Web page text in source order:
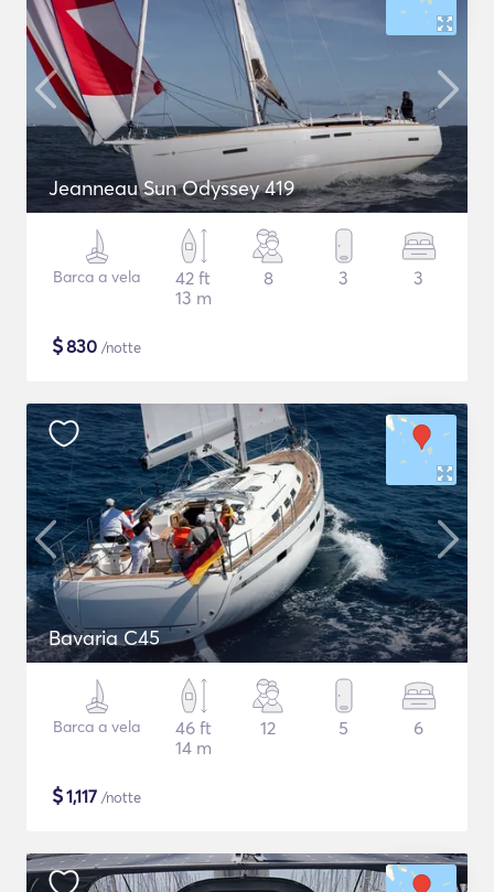
Jeanneau Sun Odyssey 419
Barca a vela
42 ft
13 m
8 3 3
$830 /notte
Bavaria C45
Barca a vela
46 ft
14 m
12 5 6
$1,117 /notte